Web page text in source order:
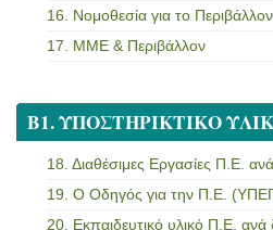
16. Νομοθεσία για το Περιβάλλον
17. ΜΜΕ & Περιβάλλον
Β1. ΥΠΟΣΤΗΡΙΚΤΙΚΟ
18. Διαθέσιμες Εργασίες Π.Ε.
19. Ο Οδηγός για την Π.Ε.
20. Εκπαιδευτικό υλικό Π.Ε. ανά